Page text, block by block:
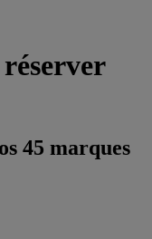
45 marques